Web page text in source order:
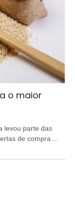
o maior
levou parte das
de compra....